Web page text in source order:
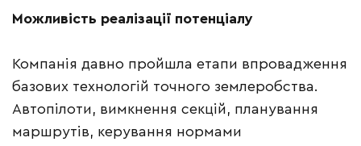
Можливість реалізації потенціалу
Компанія давно пройшла етапи впровадження
базових технологій точного землеробства.
Автопілоти, вимкнення секцій, планування
маршрутів, керування нормами